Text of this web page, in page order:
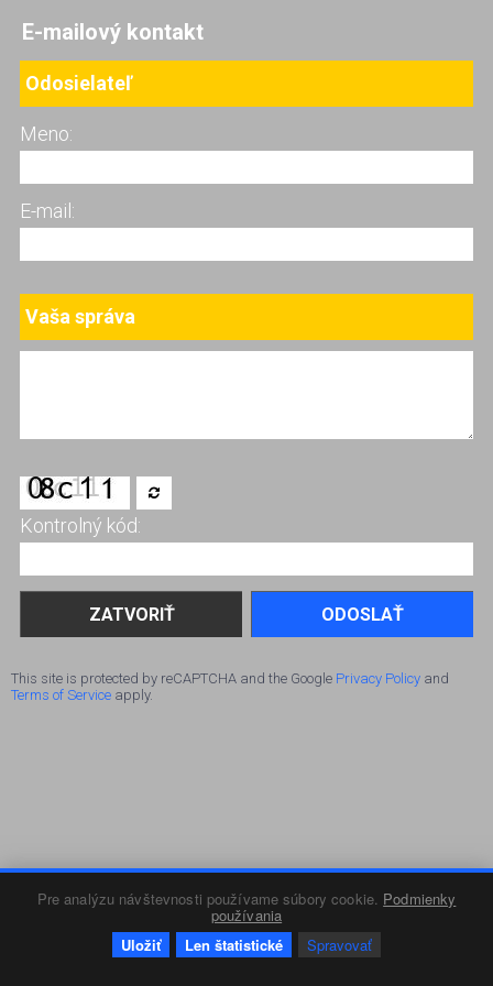
Pre analýzu návštevnosti používame súbory cookie. Podmienky
používania
Uložiť
Len štatistické Spravovať
E-mailový kontakt
Odosielateľ
Meno:
E-mail:
Vaša správa
Kontrolný kód:
ODOSLAŤ
This site is protected by reCAPTCHA and the Google Privacy Policy and
Terms of Service apply.